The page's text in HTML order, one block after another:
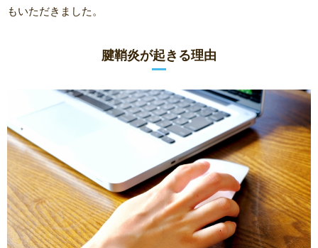
もいただきました。
腱鞘炎が起きる理由